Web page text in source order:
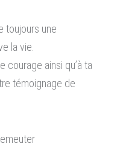
toujours une
la vie.
courage ainsi qu’à ta
témoignage de